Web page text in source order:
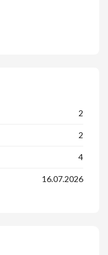
2
2
4
16.07.2026